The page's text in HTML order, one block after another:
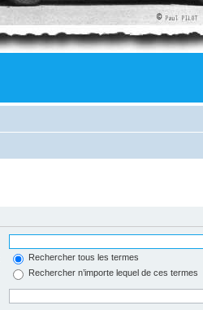
Rechercher tous les termes
Rechercher n’importe lequel de ces termes